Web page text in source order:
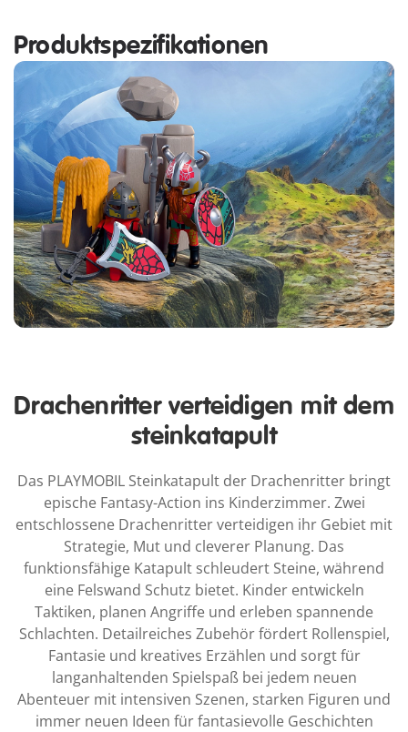
Produktspezifikationen
Drachenritter verteidigen mit dem
steinkatapult
Das PLAYMOBIL Steinkatapult der Drachenritter bringt
epische Fantasy-Action ins Kinderzimmer. Zwei
entschlossene Drachenritter verteidigen ihr Gebiet mit
Strategie, Mut und cleverer Planung. Das
funktionsfähige Katapult schleudert Steine, während
eine Felswand Schutz bietet. Kinder entwickeln
Taktiken, planen Angriffe und erleben spannende
Schlachten. Detailreiches Zubehör fördert Rollenspiel,
Fantasie und kreatives Erzählen und sorgt für
langanhaltenden Spielspaß bei jedem neuen
Abenteuer mit intensiven Szenen, starken Figuren und
immer neuen Ideen für fantasievolle Geschichten